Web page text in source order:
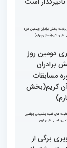
چراغ راه
مقصود
در روابط
است